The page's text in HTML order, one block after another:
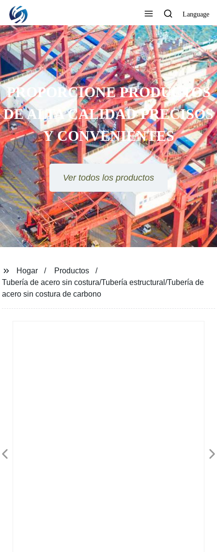
Language
PROPORCIONE PRODUCTOS
DE ALTA CALIDAD PRECISOS
Y CONVENIENTES
Ver todos los productos
Hogar
Productos
Tubería de acero sin costura/Tubería estructural/Tubería de
acero sin costura de carbono